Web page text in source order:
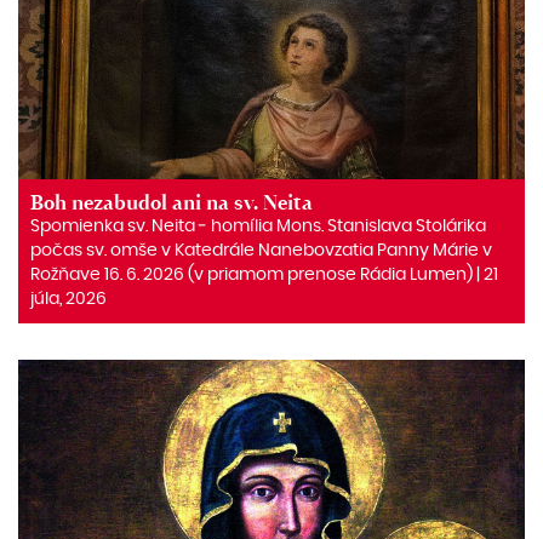
Boh nezabudol ani na sv. Neita
Spomienka sv. Neita ‒ homília Mons. Stanislava Stolárika
počas sv. omše v Katedrále Nanebovzatia Panny Márie v
Rožňave 16. 6. 2026 (v priamom prenose Rádia Lumen) | 21
júla, 2026